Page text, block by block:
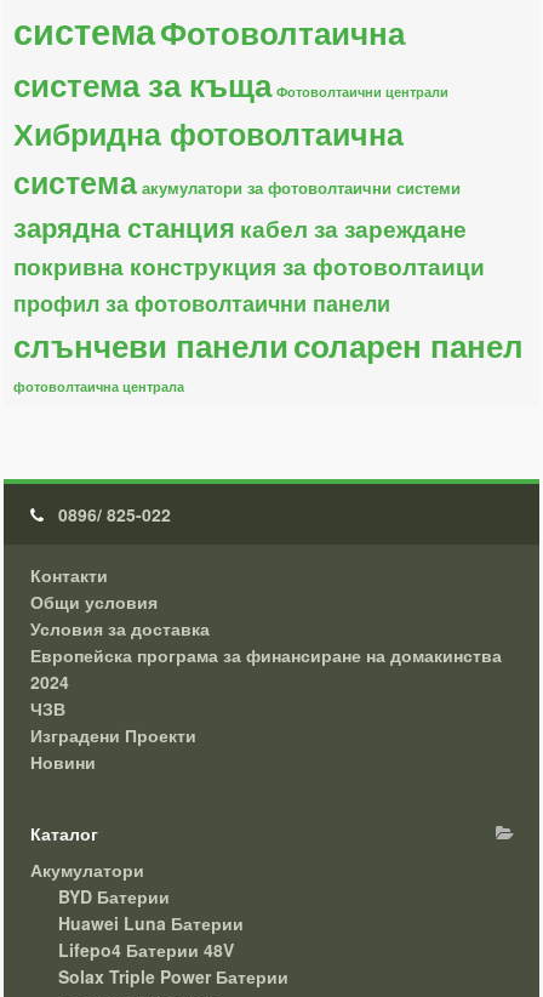
системаФотоволтаична
система за къща Фотоволтаични централи
Хибридна фотоволтаична
система акумулатори за фотоволтаични системи
зарядна станция кабел за зареждане
покривна конструкция за фотоволтаици
профил за фотоволтаични панели
слънчеви панелисоларен панел
фотоволтаична централа
0896/ 825-022
Контакти
Общи условия
Условия за доставка
Европейска програма за финансиране на домакинства
2024
ЧЗВ
Изградени Проекти
Новини
Каталог
Акумулатори
BYD Батерии
Huawei Luna Батерии
Lifepo4 Батерии 48V
Solax Triple Power Батерии